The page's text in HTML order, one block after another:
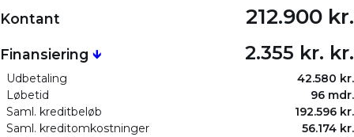
Kontant 212.900 kr.
Finansiering 🡻 2.355 kr. kr.
Udbetaling
42.580 kr.
Løbetid
96 mdr.
Saml. kreditbeløb
192.596 kr.
Saml. kreditomkostninger
56.174 kr.